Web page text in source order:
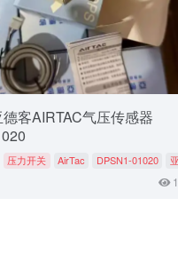
客AIRTAC气压传感器
压力开关 AirTac DPSN1-01020